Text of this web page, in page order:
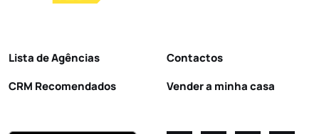
Lista de Agências
CRM Recomendados
Contactos
Vender a minha casa